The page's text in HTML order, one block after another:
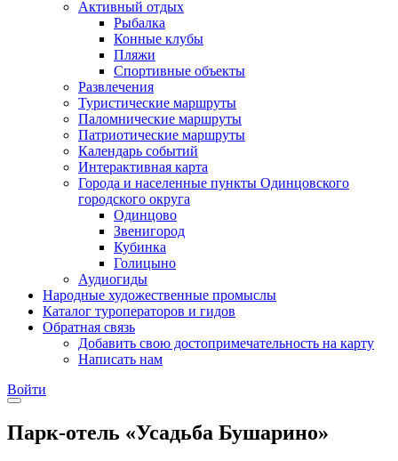
Активный отдых
Рыбалка
Конные клубы
Пляжи
Спортивные объекты
Развлечения
Туристические маршруты
Паломнические маршруты
Патриотические маршруты
Календарь событий
Интерактивная карта
Города и населенные пункты Одинцовского
городского округа
Одинцово
Звенигород
Кубинка
Голицыно
Аудиогиды
Народные художественные промыслы
Каталог туроператоров и гидов
Обратная связь
Добавить свою достопримечательность на карту
Написать нам
Войти
Парк-отель «Усадьба Бушарино»